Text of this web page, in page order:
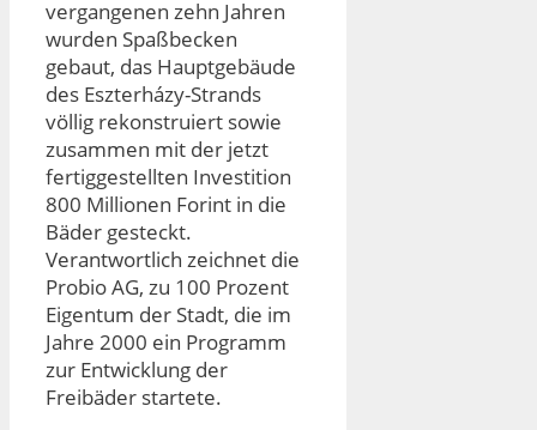
vergangenen zehn Jahren
wurden Spaßbecken
gebaut, das Hauptgebäude
des Eszterházy-Strands
völlig rekonstruiert sowie
zusammen mit der jetzt
fertiggestellten Investition
800 Millionen Forint in die
Bäder gesteckt.
Verantwortlich zeichnet die
Probio AG, zu 100 Prozent
Eigentum der Stadt, die im
Jahre 2000 ein Programm
zur Entwicklung der
Freibäder startete.